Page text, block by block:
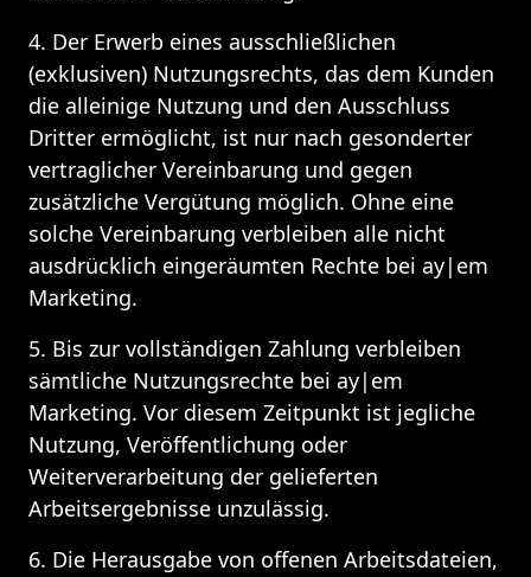
4. Der Erwerb eines ausschließlichen
(exklusiven) Nutzungsrechts, das dem Kunden
die alleinige Nutzung und den Ausschluss
Dritter ermöglicht, ist nur nach gesonderter
vertraglicher Vereinbarung und gegen
zusätzliche Vergütung möglich. Ohne eine
solche Vereinbarung verbleiben alle nicht
ausdrücklich eingeräumten Rechte bei ay|em
Marketing.
5. Bis zur vollständigen Zahlung verbleiben
sämtliche Nutzungsrechte bei ay|em
Marketing. Vor diesem Zeitpunkt ist jegliche
Nutzung, Veröffentlichung oder
Weiterverarbeitung der gelieferten
Arbeitsergebnisse unzulässig.
6. Die Herausgabe von offenen Arbeitsdateien,